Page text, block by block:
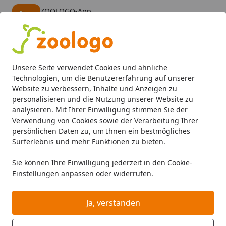
Unsere Seite verwendet Cookies und ähnliche
Technologien, um die Benutzererfahrung auf unserer
Website zu verbessern, Inhalte und Anzeigen zu
personalisieren und die Nutzung unserer Website zu
analysieren. Mit Ihrer Einwilligung stimmen Sie der
Verwendung von Cookies sowie der Verarbeitung Ihrer
persönlichen Daten zu, um Ihnen ein bestmögliches
Surferlebnis und mehr Funktionen zu bieten.
Sie können Ihre Einwilligung jederzeit in den Cookie-
Einstellungen anpassen oder widerrufen.
Ja, verstanden
ZOOLOGO-App
Alle Produkte
Mein Konto
Suchen
Startseite
Katze Katzenfutter Trockenfutter Applaws Huhn &
Applaws Huhn & Lachs
Katzentrockenfutter